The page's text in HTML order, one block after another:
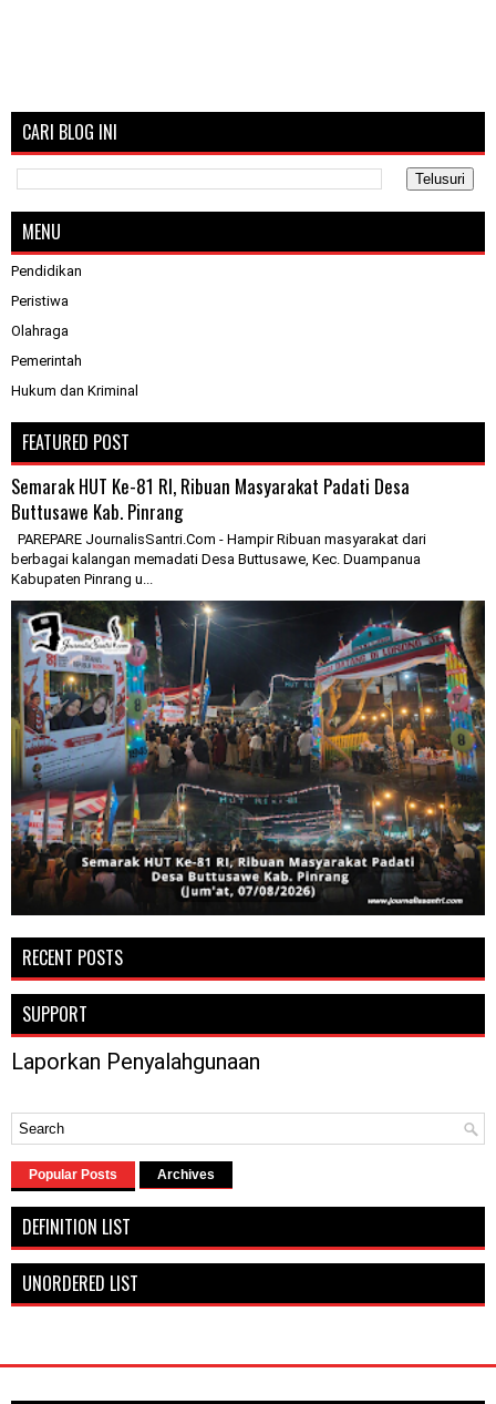
CARI BLOG INI
MENU
Pendidikan
Peristiwa
Olahraga
Pemerintah
Hukum dan Kriminal
FEATURED POST
Semarak HUT Ke-81 RI, Ribuan Masyarakat Padati Desa
Buttusawe Kab. Pinrang
PAREPARE JournalisSantri.Com - Hampir Ribuan masyarakat dari
berbagai kalangan memadati Desa Buttusawe, Kec. Duampanua
Kabupaten Pinrang u...
RECENT POSTS
SUPPORT
Laporkan Penyalahgunaan
Popular Posts Archives
DEFINITION LIST
UNORDERED LIST